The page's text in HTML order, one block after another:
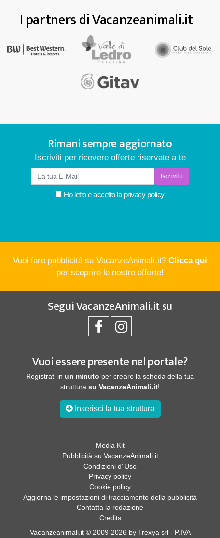
I partners di Vacanzeanimali.it
Rimani sempre aggiornato
Iscriviti per ricevere offerte riservate a te
Iscriviti
Ho letto e accetto laprivacy policy
Vuoi fare pubblicità su VacanzeAnimali.it? Clicca qui
per scoprire le nostre offerte!
SeguiVacanzeAnimali.itsu
Vuoi essere presente nel portale?
Registrati in un minuto per creare la scheda della tua
struttura su VacanzeAnimali.it!
Inserisci la tua struttura
Media Kit
Pubblicità su VacanzeAnimali.it
Condizioni d´Uso
Privacy policy
Cookie policy
Aggiorna le impostazioni di tracciamento della pubblicità
Contatta la redazione
Credits
Vacanzeanimali.it © 2009-2026 by Trexya srl - P.IVA